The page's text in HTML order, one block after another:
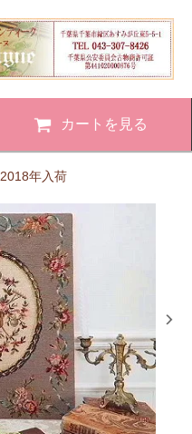
カートを見る
2018年入荷